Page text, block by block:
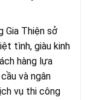
Gia Thiện sở
tình, giàu kinh
hàng lựa
và ngân
vụ thi công